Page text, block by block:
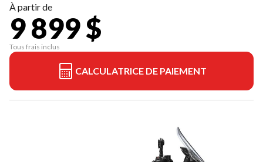
À partir de
9 899 $
Tous frais inclus
CALCULATRICE DE PAIEMENT